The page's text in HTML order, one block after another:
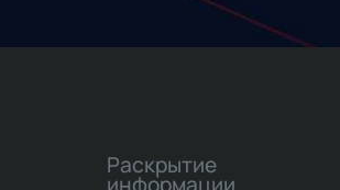
Раскрытие